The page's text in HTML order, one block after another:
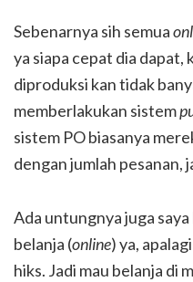
Sebenarnya sih semua
ya siapa cepat dia dapat,
diproduksi kan tidak
memberlakukan sistem
sistem PO biasanya
dengan jumlah pesanan,
Ada untungnya juga
belanja (online) ya,
hiks. Jadi mau belanja di